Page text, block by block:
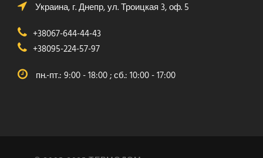
Украина, г. Днепр, ул. Троицкая 3, оф. 5
+38067-644-44-43
+38095-224-57-97
пн.-пт.: 9:00 - 18:00 ; сб.: 10:00 - 17:00